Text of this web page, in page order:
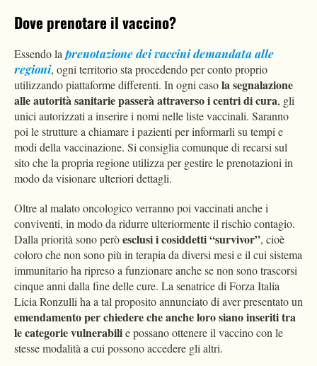
Dove prenotare il vaccino?
Essendo la prenotazione dei vaccini demandata alle
regioni, ogni territorio sta procedendo per conto proprio
utilizzando piattaforme differenti. In ogni casola segnalazione
alle autorità sanitarie passerà attraverso i centri di cura, gli
unici autorizzati a inserire i nomi nelle liste vaccinali. Saranno
poi le strutture a chiamare i pazienti per informarli su tempi e
modi della vaccinazione. Si consiglia comunque di recarsi sul
sito che la propria regione utilizza per gestire le prenotazioni in
modo da visionare ulteriori dettagli.
Oltre al malato oncologico verranno poi vaccinati anche i
conviventi, in modo da ridurre ulteriormente il rischio contagio.
Dalla priorità sono peròesclusi i cosiddetti “survivor”, cioè
coloro che non sono più in terapia da diversi mesi e il cui sistema
immunitario ha ripreso a funzionare anche se non sono trascorsi
cinque anni dalla fine delle cure. La senatrice di Forza Italia
Licia Ronzulli ha a tal proposito annunciato di aver presentato un
emendamento per chiedere che anche loro siano inseriti tra
le categorie vulnerabilie possano ottenere il vaccino con le
stesse modalità a cui possono accedere gli altri.